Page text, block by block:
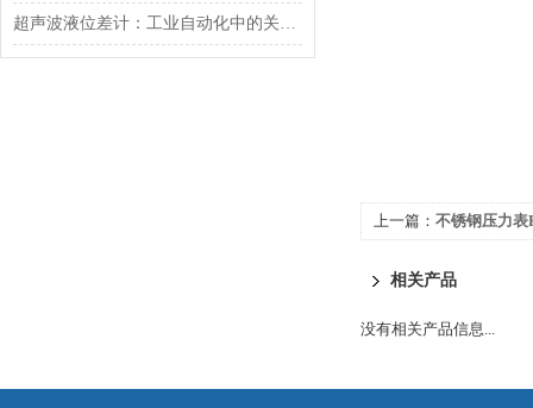
超声波液位差计：工业自动化中的关键测量设备
上一篇： 不锈钢压力表
相关产品
没有相关产品信息...